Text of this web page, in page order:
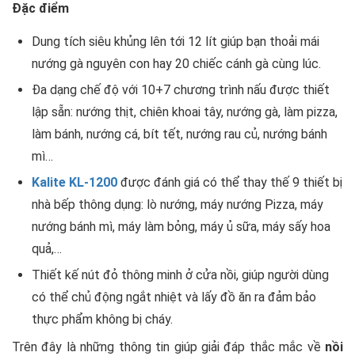
Đặc điểm
Dung tích siêu khủng lên tới 12 lít giúp bạn thoải mái
nướng gà nguyên con hay 20 chiếc cánh gà cùng lúc.
Đa dạng chế độ với 10+7 chương trình nấu được thiết
lập sẵn: nướng thịt, chiên khoai tây, nướng gà, làm pizza,
làm bánh, nướng cá, bít tết, nướng rau củ, nướng bánh
mì…
Kalite KL-1200 được đánh giá có thể thay thế 9 thiết bị
nhà bếp thông dụng: lò nướng, máy nướng Pizza, máy
nướng bánh mì, máy làm bỏng, máy ủ sữa, máy sấy hoa
quả,…
Thiết kế nút đỏ thông minh ở cửa nồi, giúp người dùng
có thể chủ động ngắt nhiệt và lấy đồ ăn ra đảm bảo
thực phẩm không bị cháy.
Trên đây là những thông tin giúp giải đáp thắc mắc về nồi